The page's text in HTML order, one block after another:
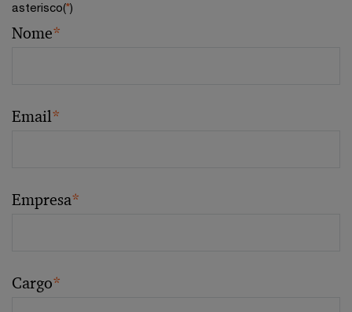
asterisco(*)
Nome*
Email*
Empresa*
Cargo*